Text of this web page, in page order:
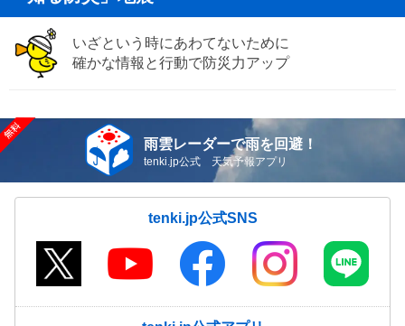
いざという時にあわてないために
確かな情報と行動で防災力アップ
雨雲レーダーで雨を回避！
tenki.jp公式 天気予報アプリ
tenki.jp公式SNS